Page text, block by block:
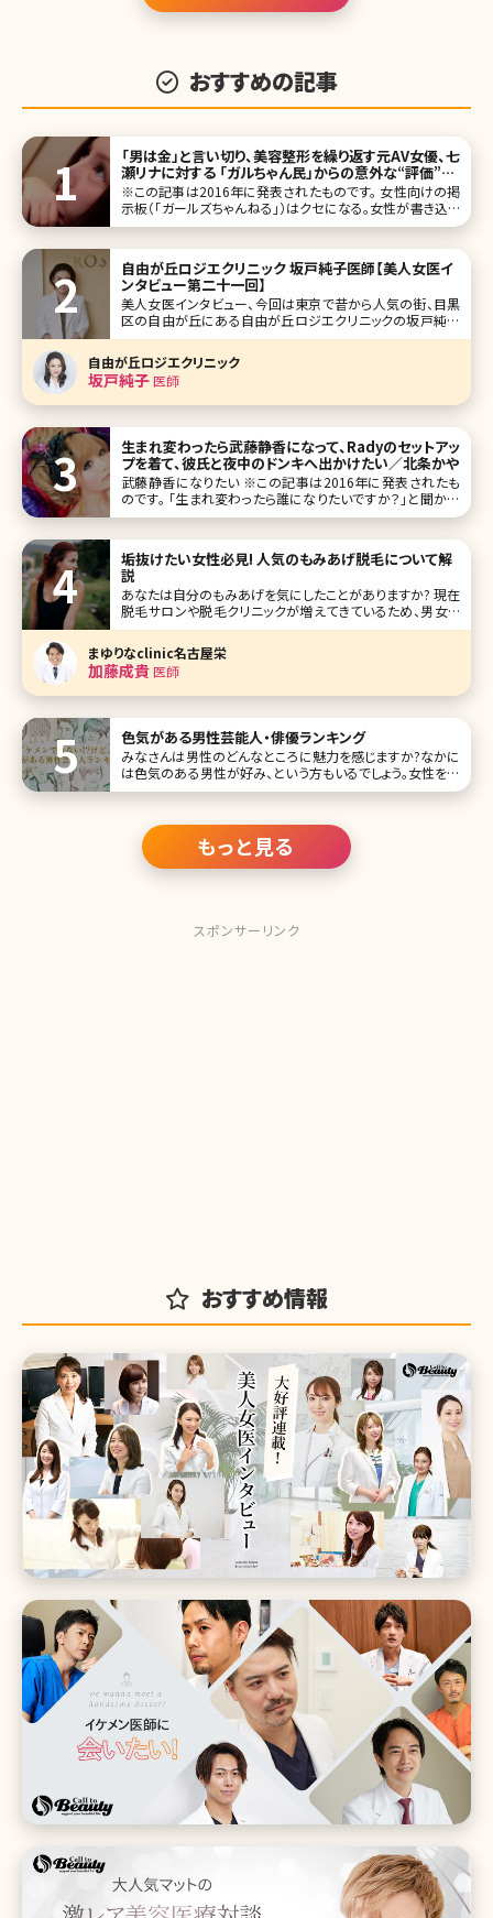
おすすめの記事
「男は金」と言い切り、美容整形を繰り返す元AV女優、七
瀬リナに対する 「ガルちゃん民」からの意外な“評価”／
北条かや
※この記事は2016年に発表されたものです。 女性向けの掲
示板（「ガールズちゃんねる」）はクセになる。女性が書き込む
という点では「発言小町」と似ているが、「ガルちゃん」ではカ
卒の人についてどう
自由が丘ロジエクリニック 坂戸純子医師【美人女医イ
ンタビュー第二十一回】
美人女医インタビュー、今回は東京で昔から人気の街、目黒
区の自由が丘にある自由が丘ロジエクリニックの坂戸純子
院長です。 大学は建築学科に入り、そこから医学部を受け直
したという珍しい経歴。美容医療に対する並々ならぬ熱い思
いを語ってくれました。 ご自身の結果がでた美容法を全公開!
ワークライフバランス
自由が丘ロジエクリニック
坂戸純子医師
生まれ変わったら武藤静香になって、Radyのセットアッ
プを着て、彼氏と夜中のドンキへ出かけたい／北条かや
武藤静香になりたい ※この記事は2016年に発表されたも
のです。 「生まれ変わったら誰になりたいですか？」と聞かれ
たら、最近は迷わず「武藤静香」と答える。ギャルのカリスマ
垢抜けたい女性必見! 人気のもみあげ脱毛について解
説
あなたは自分のもみあげを気にしたことがありますか? 現在
脱毛サロンや脱毛クリニックが増えてきているため、男女と
もに脱毛をする人が増えています。脱毛というと脇や脚、VIO
などの箇所をイメージする人たちが多いですが、今じわじわ
と注目されているのが「もみあげ脱毛」です。 もみあげという
小さなパ
まゆりなclinic名古屋栄
加藤成貴医師
色気がある男性芸能人・俳優ランキング
みなさんは男性のどんなところに魅力を感じますか?なかに
は色気のある男性が好み、という方もいるでしょう。女性を惹
きつける色気を持つのは、外見が良い男性だけではありませ
男性も存在します。色気という魅力は、テレビというスクリー
ンを通じても伝わってく
もっと見る
スポンサーリンク
おすすめ情報